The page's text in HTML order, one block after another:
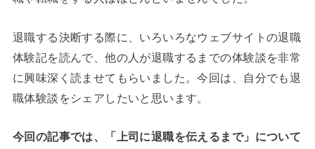
退職する決断する際に、いろいろなウェブサイトの退職
体験記を読んで、他の人が退職するまでの体験談を非常
に興味深く読ませてもらいました。今回は、自分でも退
職体験談をシェアしたいと思います。
今回の記事では、「上司に退職を伝えるまで」について